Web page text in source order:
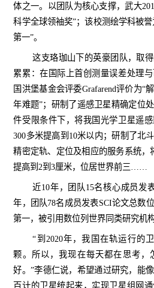
体之一。以团队为核心支撑，武大
科学全球领袖奖”；该校测绘学科被誉
第一”。
这支珞珈山下的英豪团队，取
累累：在国际上首创测量误差处理
国洪堡基金会评委Grafarend评价为“
年难题”；研制了遥感卫星精确定位
件受限条件下，将我国光学卫星遥
300多米提高到 10米以内；研制了北
精密定轨、定位及相应的服务系统，
提高到 2到3厘米，位居世界前三……
近10年，团队 15名核心成员发
年，团队78名成员发表SCI论文总数
第一，被引用数位列世界同类研究机构
“到 2020年，我国在轨运行的
颗。所以，我现在每天都在思考，
好。”李德仁说，希望通过研究，能
百计的卫星统起来，实现卫星组网